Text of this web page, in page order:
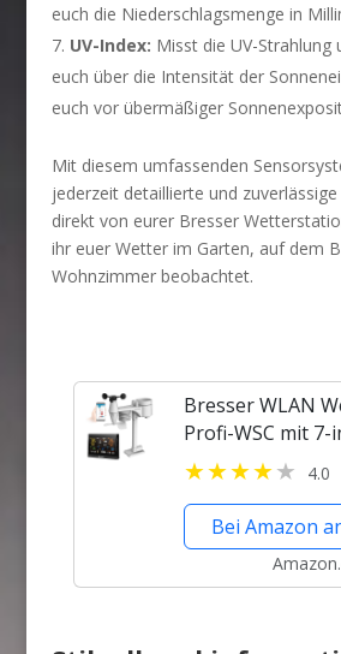
euch die Niederschlagsmenge in
UV-Index: Misst die UV-
euch über die Intensität der
euch vor übermäßiger
Mit diesem umfassenden
jederzeit detaillierte und
direkt von eurer Bresser
ihr euer Wetter im Garten, auf dem
Wohnzimmer beobachtet.
Bresser WLAN
Profi-WSC mit 7-
Farbdisplay
Alarmfunktion, für
Wettervorhersage,
Temperatur- &
4.0
Bei Amazon